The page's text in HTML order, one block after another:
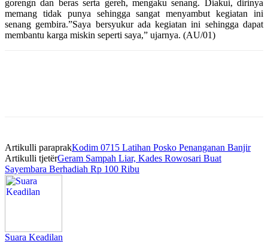
gorengn dan beras serta gereh, mengaku senang. Diakui, dirinya
memang tidak punya sehingga sangat menyambut kegiatan ini
senang gembira.”Saya bersyukur ada kegiatan ini sehingga dapat
membantu karga miskin seperti saya,” ujarnya. (AU/01)
Artikulli paraprakKodim 0715 Latihan Posko Penanganan Banjir
Artikulli tjetërGeram Sampah Liar, Kades Rowosari Buat
Sayembara Berhadiah Rp 100 Ribu
Suara Keadilan